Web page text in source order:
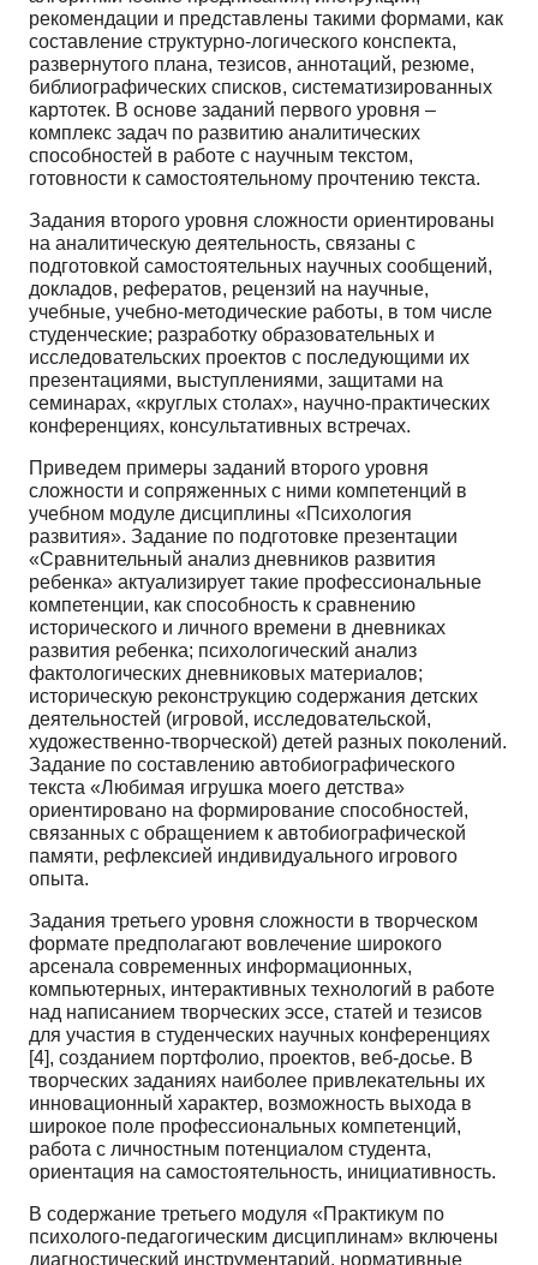
рекомендации и представлены такими формами, как
составление структурно-логического конспекта,
развернуто­го плана, тезисов, аннотаций, резюме,
библиографических списков, систематизированных
карто­тек. В основе заданий первого уровня –
комплекс задач по развитию аналитических
способностей в работе с научным текстом,
готовности к самостоятельному прочтению текста.
Задания второго уровня сложности ориентированы
на аналитическую деятельность, связа­ны с
подготовкой самостоятельных научных сообщений,
докладов, рефератов, рецензий на науч­ные,
учебные, учебно-методические работы, в том числе
студенческие; разработку образователь­ных и
исследовательских проектов с последующими их
презентациями, выступлениями, защитами на
семинарах, «круглых столах», научно-практических
конференциях, консультативных встречах.
Приведем примеры заданий второго уровня
сложности и сопряженных с ними компетенций в
учебном модуле дисциплины «Психология
развития». Задание по подготовке презентации
«Срав­нительный анализ дневников развития
ребенка» актуализирует такие профессиональные
компетен­ции, как способность к сравнению
исторического и личного времени в дневниках
развития ребен­ка; психологический анализ
фактологических дневниковых материалов;
историческую реконструк­цию содержания детских
деятельностей (игровой, исследовательской,
художественно-творческой) детей разных поколений.
Задание по составлению автобиографического
текста «Любимая игруш­ка моего детства»
ориентировано на формирование способностей,
связанных с обращением к ав­тобиографической
памяти, рефлексией индивидуального игрового
опыта.
Задания третьего уровня сложности в творческом
формате предполагают вовлечение широкого
арсенала современных информационных,
компьютерных, интерактивных технологий в работе
над написанием творческих эссе, статей и тезисов
для участия в студенческих научных конференциях
[4], созданием портфолио, проектов, веб-досье. В
творческих заданиях наиболее привлекательны их
инновационный характер, возможность выхода в
широкое поле профессиональных компетенций,
работа с личностным потенциалом студента,
ориентация на самостоятельность, инициативность.
В содержание третьего модуля «Практикум по
психолого-педагогическим дисциплинам» вклю­чены
диагностический инструментарий, нормативные